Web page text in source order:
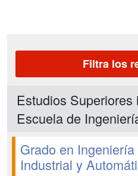
Filtra los
Estudios
Escuela de
Grado en
Industrial y